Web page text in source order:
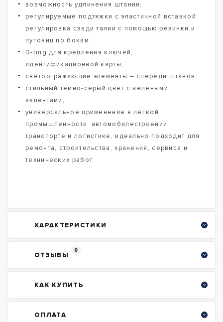
возможность удлинения штанин;
регулируемые подтяжки с эластичной вставкой;
регулировка сзади талии с помощью резинки и
пуговиц по бокам;
D-ring для крепления ключей,
идентификационной карты;
светоотражающие элементы – спереди штанов;
стильный темно-серый цвет с зелеными
акцентами;
универсальное применение в легкой
промышленности, автомобилестроении,
транспорте и логистике, идеально подходит для
ремонта, строительства, хранения, сервиса и
технических работ.
ХАРАКТЕРИСТИКИ
ОТЗЫВЫ
0
КАК КУПИТЬ
ОПЛАТА